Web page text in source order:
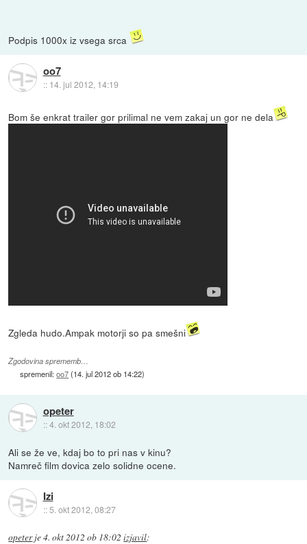
Podpis 1000x iz vsega srca
oo7
:: 14. jul 2012, 14:19
Bom še enkrat trailer gor prilimal ne vem zakaj un gor ne dela
Zgleda hudo.Ampak motorji so pa smešni
Zgodovina sprememb…
spremenil:oo7(14. jul 2012 ob 14:22)
opeter
::4. okt 2012, 18:02
Ali se že ve, kdaj bo to pri nas v kinu?
Namreč film dovica zelo solidne ocene.
Izi
::5. okt 2012, 08:27
opeterje4. okt 2012 ob 18:02 izjavil: